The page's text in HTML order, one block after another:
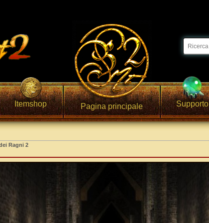
Itemshop Pagina principale Supporto
Ragni 2